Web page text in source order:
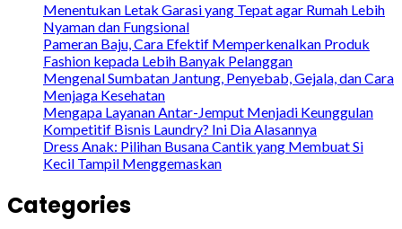
Menentukan Letak Garasi yang Tepat agar Rumah Lebih
Nyaman dan Fungsional
Pameran Baju, Cara Efektif Memperkenalkan Produk
Fashion kepada Lebih Banyak Pelanggan
Mengenal Sumbatan Jantung, Penyebab, Gejala, dan Cara
Menjaga Kesehatan
Mengapa Layanan Antar-Jemput Menjadi Keunggulan
Kompetitif Bisnis Laundry? Ini Dia Alasannya
Dress Anak: Pilihan Busana Cantik yang Membuat Si
Kecil Tampil Menggemaskan
Categories